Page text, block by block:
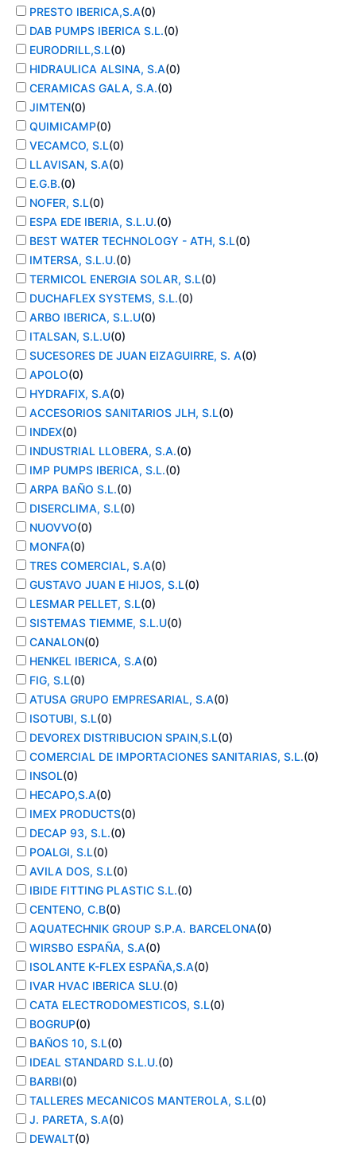
PRESTO IBERICA,S.A(0)
DAB PUMPS IBERICA S.L.(0)
EURODRILL,S.L(0)
HIDRAULICA ALSINA, S.A(0)
CERAMICAS GALA, S.A.(0)
JIMTEN(0)
QUIMICAMP(0)
VECAMCO, S.L(0)
LLAVISAN, S.A(0)
E.G.B.(0)
NOFER, S.L(0)
ESPA EDE IBERIA, S.L.U.(0)
BEST WATER TECHNOLOGY - ATH, S.L(0)
IMTERSA, S.L.U.(0)
TERMICOL ENERGIA SOLAR, S.L(0)
DUCHAFLEX SYSTEMS, S.L.(0)
ARBO IBERICA, S.L.U(0)
ITALSAN, S.L.U(0)
SUCESORES DE JUAN EIZAGUIRRE, S. A(0)
APOLO(0)
HYDRAFIX, S.A(0)
ACCESORIOS SANITARIOS JLH, S.L(0)
INDEX(0)
INDUSTRIAL LLOBERA, S.A.(0)
IMP PUMPS IBERICA, S.L.(0)
ARPA BAÑO S.L.(0)
DISERCLIMA, S.L(0)
NUOVVO(0)
MONFA(0)
TRES COMERCIAL, S.A(0)
GUSTAVO JUAN E HIJOS, S.L(0)
LESMAR PELLET, S.L(0)
SISTEMAS TIEMME, S.L.U(0)
CANALON(0)
HENKEL IBERICA, S.A(0)
FIG, S.L(0)
ATUSA GRUPO EMPRESARIAL, S.A(0)
ISOTUBI, S.L(0)
DEVOREX DISTRIBUCION SPAIN,S.L(0)
COMERCIAL DE IMPORTACIONES SANITARIAS, S.L.(0)
INSOL(0)
HECAPO,S.A(0)
IMEX PRODUCTS(0)
DECAP 93, S.L.(0)
POALGI, S.L(0)
AVILA DOS, S.L(0)
IBIDE FITTING PLASTIC S.L.(0)
CENTENO, C.B(0)
AQUATECHNIK GROUP S.P.A. BARCELONA(0)
WIRSBO ESPAÑA, S.A(0)
ISOLANTE K-FLEX ESPAÑA,S.A(0)
IVAR HVAC IBERICA SLU.(0)
CATA ELECTRODOMESTICOS, S.L(0)
BOGRUP(0)
BAÑOS 10, S.L(0)
IDEAL STANDARD S.L.U.(0)
BARBI(0)
TALLERES MECANICOS MANTEROLA, S.L(0)
J. PARETA, S.A(0)
DEWALT(0)